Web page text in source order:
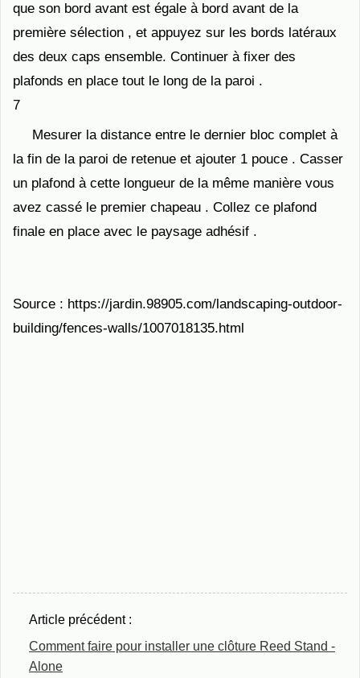
que son bord avant est égale à bord avant de la
première sélection , et appuyez sur les bords latéraux
des deux caps ensemble. Continuer à fixer des
plafonds en place tout le long de la paroi .
7
Mesurer la distance entre le dernier bloc complet à
la fin de la paroi de retenue et ajouter 1 pouce . Casser
un plafond à cette longueur de la même manière vous
avez cassé le premier chapeau . Collez ce plafond
finale en place avec le paysage adhésif .
Source : https://jardin.98905.com/landscaping-outdoor-
building/fences-walls/1007018135.html
Article précédent :
Comment faire pour installer une clôture Reed Stand -
Alone